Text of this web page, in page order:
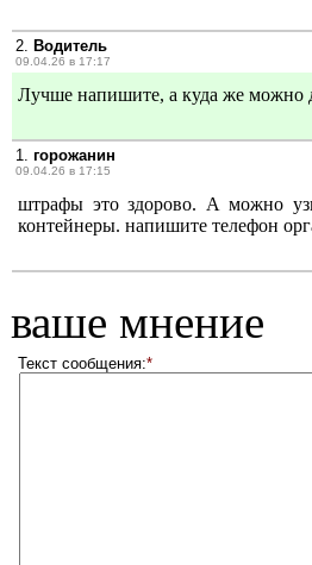
2. Водитель
09.04.26 в 17:17
Лучше напишите, а куда же можно
1. горожанин
09.04.26 в 17:15
штрафы это здорово. А можно
контейнеры. напишите телефон
ваше мнение
Текст сообщения:*